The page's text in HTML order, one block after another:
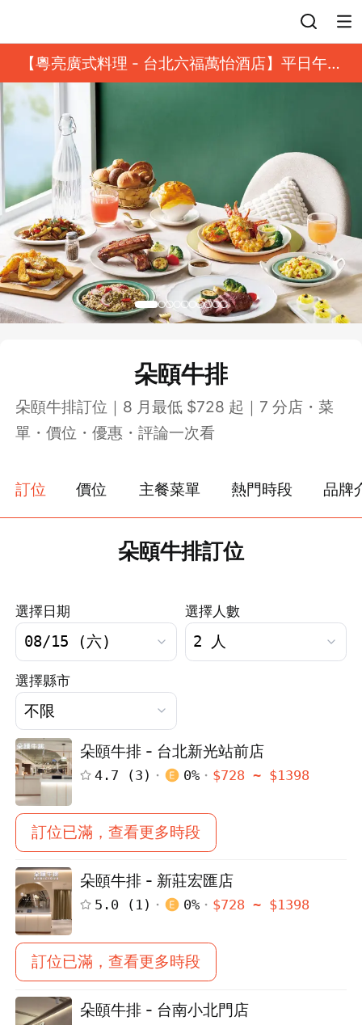
【粵亮廣式料理 - 台北六福萬怡酒店】平日午餐
8 折起｜靓港點套餐
朵頤牛排
朵頤牛排訂位｜8 月最低 $728 起｜7 分店・菜
單・價位・優惠・評論一次看
訂位 價位 主餐菜單 熱門時段 品牌
朵頤牛排訂位
選擇日期 選擇人數
選擇縣市
朵頤牛排 - 台北新光站前店
4.7 (3 ) 0% $728 ~ $1398
訂位已滿，查看更多時段
朵頤牛排 - 新莊宏匯店
5.0 ( 1 ) 0% $728 ~ $1398
訂位已滿，查看更多時段
朵頤牛排 - 台南小北門店